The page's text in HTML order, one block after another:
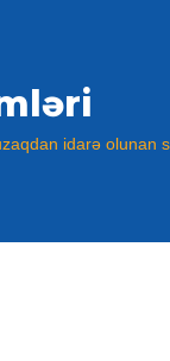
idarə olunan